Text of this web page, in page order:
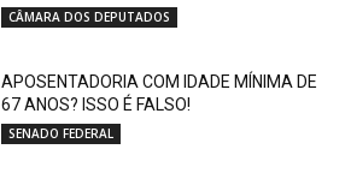
CÂMARA DOS DEPUTADOS
APOSENTADORIA COM IDADE MÍNIMA DE
67 ANOS? ISSO É FALSO!
SENADO FEDERAL